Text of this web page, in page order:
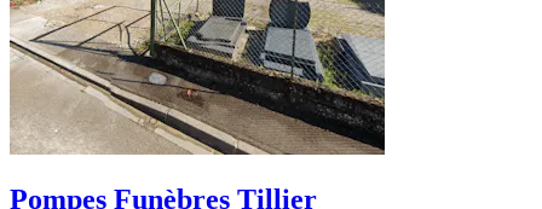
Pompes Funèbres Tillier